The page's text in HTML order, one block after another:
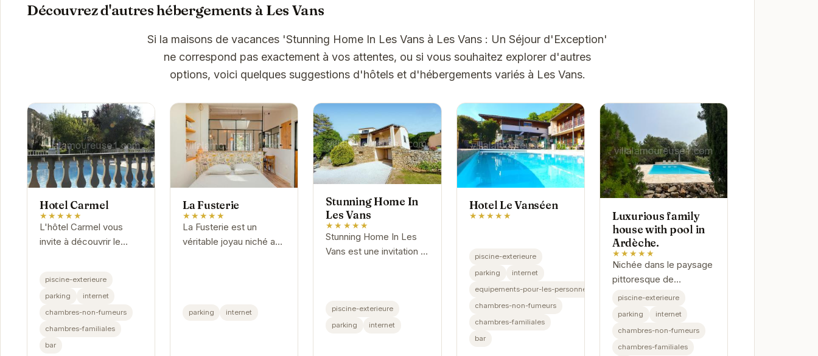
Découvrez d'autres hébergements à Les Vans
Si la maisons de vacances 'Stunning Home In Les Vans à Les Vans : Un Séjour d'Exception'
ne correspond pas exactement à vos attentes, ou si vous souhaitez explorer d'autres
options, voici quelques suggestions d'hôtels et d'hébergements variés à Les Vans.
Hotel Carmel
★★★★★
L'hôtel Carmel vous
invite à découvrir le
piscine-exterieure
parking
internet
chambres-non-fumeurs
chambres-familiales
bar
La Fusterie
★★★★★
La Fusterie est un
véritable joyau niché au
cet établissement...
parking internet
Stunning Home In
Les Vans
★★★★★
Stunning Home In Les
Vans est une invitation à
ses intérieurs raffinés,
cette...
piscine-exterieure
parking
internet
Hotel Le Vanséen
★★★★★
piscine-exterieure
parking
internet
equipements-pour-les-personnes-handicapees
chambres-non-fumeurs
chambres-familiales
bar
Luxurious family
house with pool in
Ardèche.
★★★★★
Nichée dans le paysage
pittoresque de
l'Ardèche, cette
vacances inoubliables.
piscine-exterieure
parking
internet
chambres-non-fumeurs
chambres-familiales